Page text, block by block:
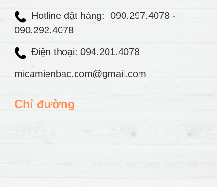
Hotline đặt hàng: 090.297.4078 -
090.292.4078
Điện thoại: 094.201.4078
micamienbac.com@gmail.com
Chỉ đường